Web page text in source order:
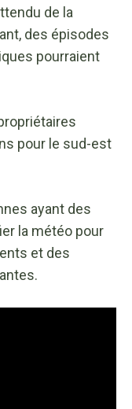
de la
des épisodes
pourraient
pour le sud-est
ayant des
la météo pour
et des